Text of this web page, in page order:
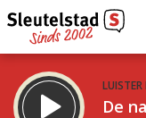
LUISTER
De